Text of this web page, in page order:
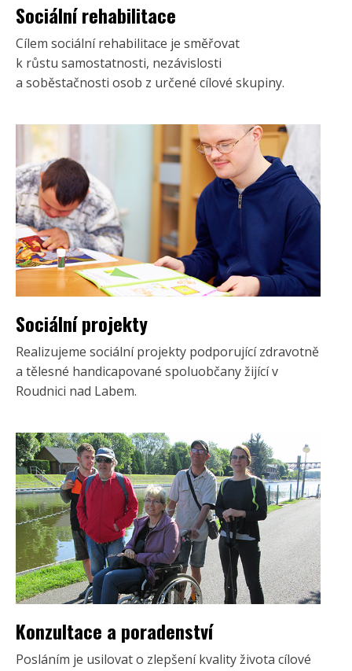
Sociální rehabilitace
Cílem sociální rehabilitace je směřovat
k růstu samostatnosti, nezávislosti
a soběstačnosti osob z určené cílové skupiny.
Sociální projekty
Realizujeme sociální projekty podporující zdravotně
a tělesné handicapované spoluobčany žijící v
Roudnici nad Labem.
Konzultace a poradenství
Posláním je usilovat o zlepšení kvality života cílové